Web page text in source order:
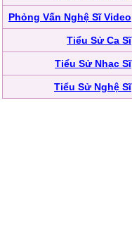
Phỏng Vấn Nghệ Sĩ Video
Tiểu Sử Ca Sĩ
Tiểu Sử Nhạc Sĩ
Tiểu Sử Nghệ Sĩ